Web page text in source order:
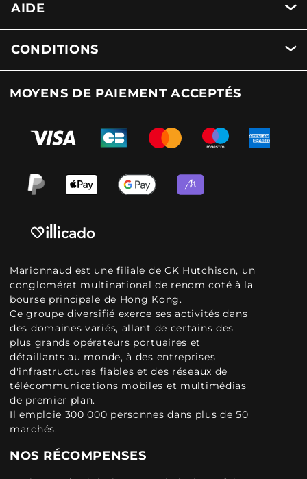
AIDE
CONDITIONS
MOYENS DE PAIEMENT ACCEPTÉS
Marionnaud est une filiale de CK Hutchison, un
conglomérat multinational de renom coté à la
bourse principale de Hong Kong.
Ce groupe diversifié exerce ses activités dans
des domaines variés, allant de certains des
plus grands opérateurs portuaires et
détaillants au monde, à des entreprises
d'infrastructures fiables et des réseaux de
télécommunications mobiles et multimédias
de premier plan.
Il emploie 300 000 personnes dans plus de 50
marchés.
NOS RÉCOMPENSES